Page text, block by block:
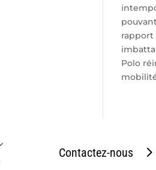
rapport
Polo
Contactez-nous